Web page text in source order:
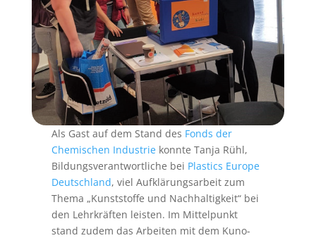
Als Gast auf dem Stand des Fonds der
Chemischen Industrie konnte Tanja Rühl,
Bildungsverantwortliche bei Plastics Europe
Deutschland, viel Aufklärungsarbeit zum
Thema „Kunststoffe und Nachhaltigkeit“ bei
den Lehrkräften leisten. Im Mittelpunkt
stand zudem das Arbeiten mit dem Kuno-